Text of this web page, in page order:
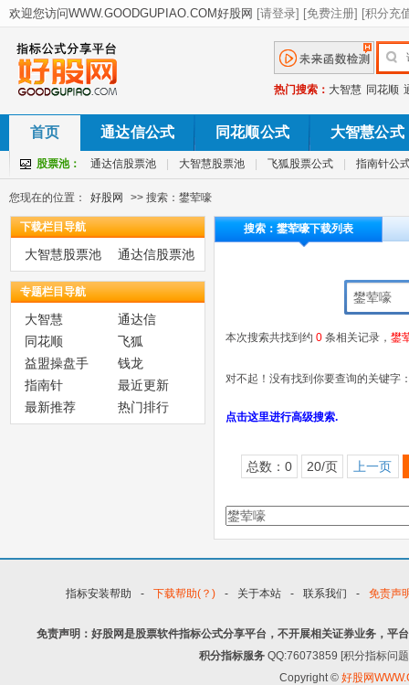
热门搜索： 大智慧 同花顺
首页 通达信公式 同花顺公式 大智慧公式
股票池： 通达信股票池 大智慧股票池 飞狐股票公式 指南针公
您现在的位置： 好股网 >> 搜索：鐢荤嚎
下载栏目导航
大智慧股票池 通达信股票池
专题栏目导航
大智慧
通达信
同花顺
飞狐
益盟操盘手
钱龙
指南针
最近更新
最新推荐
热门排行
搜索：鐢荤嚎下载列表
本次搜索共找到约 0 条相关记录， 鐢
对不起！没有找到你要查询的关键字
点击这里进行高级搜索.
总数：0 20/页 上一页
指标安装帮助 - 下载帮助(？) - 关于本站 - 联系我们 - 免责声
免责声明：好股网是股票软件指标公式分享平台，不开展相关证券业务，平
积分指标服务 QQ:76073859 [积分指标问
Copyright © 好股网